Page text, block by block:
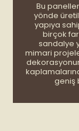
Bu
yönde
yapıya
birçok
sandalye
mimari
geniş